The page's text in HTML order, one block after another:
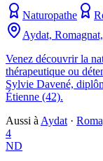
Naturopathe
Aydat,
Venez découvrir la
thérapeutique ou
Sylvie Davené,
Étienne (42).
Aussi à Aydat ·
4
ND